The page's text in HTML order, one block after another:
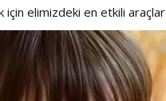
elimizdeki en etkili